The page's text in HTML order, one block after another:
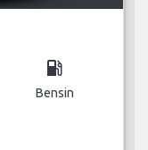
local_gas_station
Bensin